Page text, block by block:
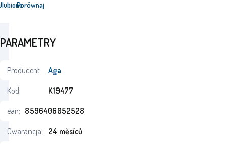
Porównaj
PARAMETRY
Producent:
Aga
Kod:
K19477
ean: 8596406052528
Gwarancja:
24 měsíců